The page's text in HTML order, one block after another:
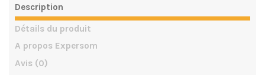
Description
Détails du produit
A propos Expersom
Avis (0)